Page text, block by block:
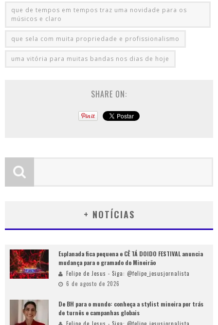
que de tempos em tempos traz uma novidade para os
músicos e claro
que sela com muita propriedade e profissionalismo
uma vitória para muitas bandas nos dias de hoje
SHARE ON:
+ NOTÍCIAS
Esplanada fica pequena e CÊ TÁ DOIDO FESTIVAL anuncia
mudança para o gramado do Mineirão
Felipe de Jesus - Siga: @felipe_jesusjornalista
6 de agosto de 2026
De BH para o mundo: conheça a stylist mineira por trás
de turnês e campanhas globais